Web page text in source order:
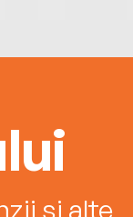
și alte